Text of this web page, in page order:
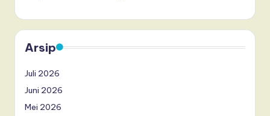
Arsip
Juli 2026
Juni 2026
Mei 2026